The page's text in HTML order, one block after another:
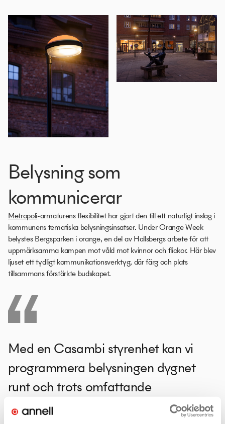
Belysning som
kommunicerar
Metropoli-armaturens flexibilitet har gjort den till ett naturligt inslag i
kommunens tematiska belysningsinsatser. Under Orange Week
belystes Bergsparken i orange, en del av Hallsbergs arbete för att
uppmärksamma kampen mot våld mot kvinnor och flickor. Här blev
ljuset ett tydligt kommunikationsverktyg, där färg och plats
tillsammans förstärkte budskapet.
Med en Casambi styrenhet kan vi
programmera belysningen dygnet
runt och trots omfattande
omgivningsljus framträder färgerna